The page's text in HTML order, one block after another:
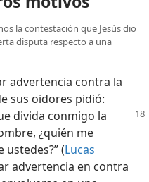
la contestación que Jesús dio
disputa respecto a una
advertencia contra la
sus oidores pidió:
divida conmigo la
¿quién me
(Lucas
advertencia en contra